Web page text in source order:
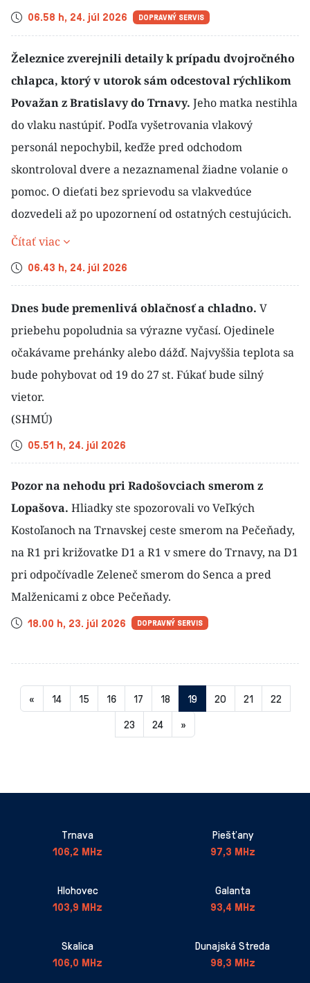
Čas
06.58 h, 24. júl 2026 DOPRAVNÝ SERVIS
Čas
06.43 h, 24. júl 2026
Železnice zverejnili detaily k prípadu dvojročného
chlapca, ktorý v utorok sám odcestoval rýchlikom
Považan z Bratislavy do Trnavy. Jeho matka nestihla
do vlaku nastúpiť. Podľa vyšetrovania vlakový
personál nepochybil, keďže pred odchodom
skontroloval dvere a nezaznamenal žiadne volanie o
pomoc. O dieťati bez sprievodu sa vlakvedúce
dozvedeli až po upozornení od ostatných cestujúcich.
Čítať viac
Čas
05.51 h, 24. júl 2026
Dnes bude premenlivá oblačnosť a chladno. V
priebehu popoludnia sa výrazne vyčasí. Ojedinele
očakávame prehánky alebo dážď. Najvyššia teplota sa
bude pohybovat od 19 do 27 st. Fúkať bude silný
vietor.
(SHMÚ)
Čas
18.00 h, 23. júl 2026 DOPRAVNÝ SERVIS
Pozor na nehodu pri Radošovciach smerom z
Lopašova. Hliadky ste spozorovali vo Veľkých
Kostoľanoch na Trnavskej ceste smerom na Pečeňady,
na R1 pri križovatke D1 a R1 v smere do Trnavy, na D1
pri odpočívadle Zeleneč smerom do Senca a pred
Malženicami z obce Pečeňady.
« 14 15 16 17 18 19Aktuálna
stránka
20 21
22
23
24 »
Trnava
106,2 MHz
Piešťany
97,3 MHz
Hlohovec
103,9 MHz
Galanta
93,4 MHz
Skalica
106,0 MHz
Dunajská Streda
98,3 MHz